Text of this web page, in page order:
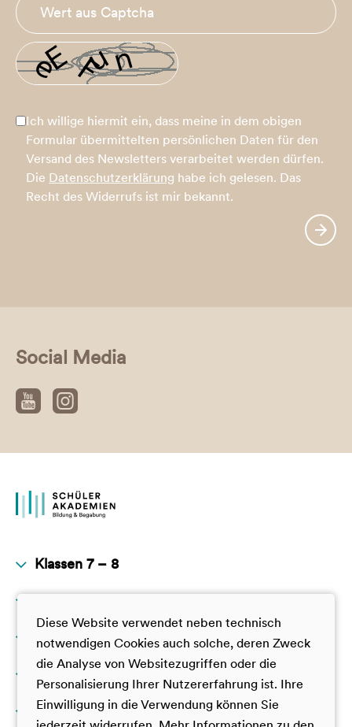
Ich willige hiermit ein, dass meine in dem obigen
Formular übermittelten persönlichen Daten für den
Versand des Newsletters verarbeitet werden dürfen.
Die Datenschutzerklärung habe ich gelesen. Das
Recht des Widerrufs ist mir bekannt.
Social Media
Klassen 7 – 8
GamesTalente
TalentAkademie
JuniorAkademie
GamesTalente
TalentAkademie
VorbilderAkademie
Klassen 11 – 12
GamesTalente
Deutsche SchülerAkademie
Darüber hinaus
SUPER YOU
Über uns
Diese Website verwendet neben technisch
notwendigen Cookies auch solche, deren Zweck
die Analyse von Websitezugriffen oder die
Personalisierung Ihrer Nutzererfahrung ist. Ihre
Einwilligung in die Verwendung können Sie